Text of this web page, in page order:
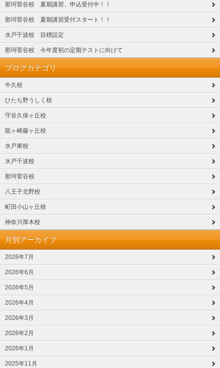
那珂菅谷校 夏期講習、申込受付中！！
那珂菅谷校 夏期講習受付スタート！！
水戸千波校 目標設定
那珂菅谷校 今年度初の定期テストに向けて
ブログカテゴリ
牛久校
ひたち野うしく校
守谷久保ヶ丘校
龍ヶ崎藤ヶ丘校
水戸東校
水戸千波校
那珂菅谷校
八王子北野校
町田小山ヶ丘校
神奈川厚木校
月別アーカイブ
2026年7月
2026年6月
2026年5月
2026年4月
2026年3月
2026年2月
2026年1月
2025年11月